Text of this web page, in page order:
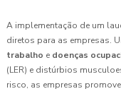
A implementação de um
diretos para as empresas.
trabalho e doenças
(LER) e distúrbios
risco, as empresas